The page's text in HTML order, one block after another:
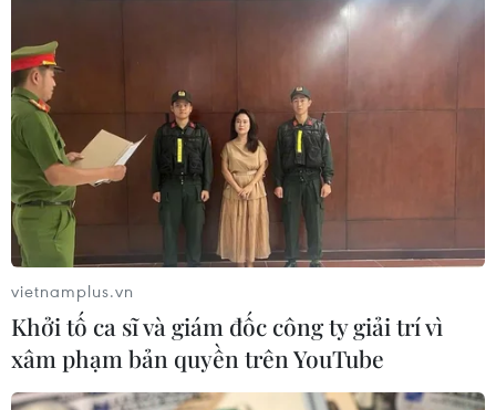
Thổ Nhĩ Kỳ tiếp tục sa thải hơn 10.000
vietnamplus.vn
Khởi tố ca sĩ và giám đốc công ty giải trí vì
xâm phạm bản quyền trên YouTube